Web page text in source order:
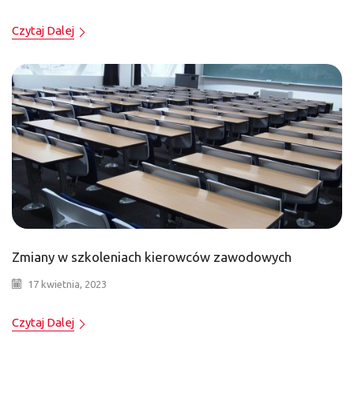
Czytaj Dalej
Zmiany w szkoleniach kierowców zawodowych
17 kwietnia, 2023
Czytaj Dalej